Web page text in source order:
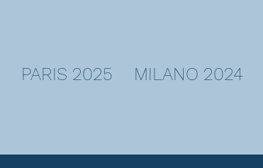
PARIS 2025 MILANO 2024